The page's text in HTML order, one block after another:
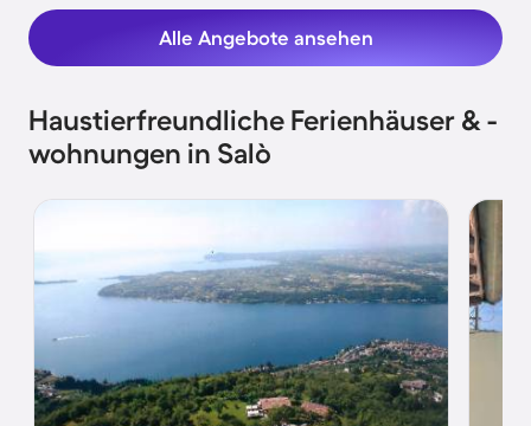
Alle Angebote ansehen
Haustierfreundliche Ferienhäuser & -
wohnungen in Salò